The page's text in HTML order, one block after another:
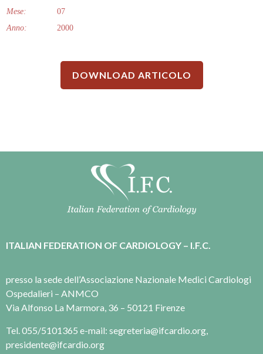
Mese:
07
Anno:
2000
DOWNLOAD ARTICOLO
ITALIAN FEDERATION OF CARDIOLOGY – I.F.C.
presso la sede dell’Associazione Nazionale Medici Cardiologi
Ospedalieri – ANMCO
Via Alfonso La Marmora, 36 – 50121 Firenze
Tel. 055/5101365 e-mail: segreteria@ifcardio.org,
presidente@ifcardio.org